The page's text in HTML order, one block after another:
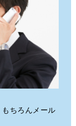
ちろんメール